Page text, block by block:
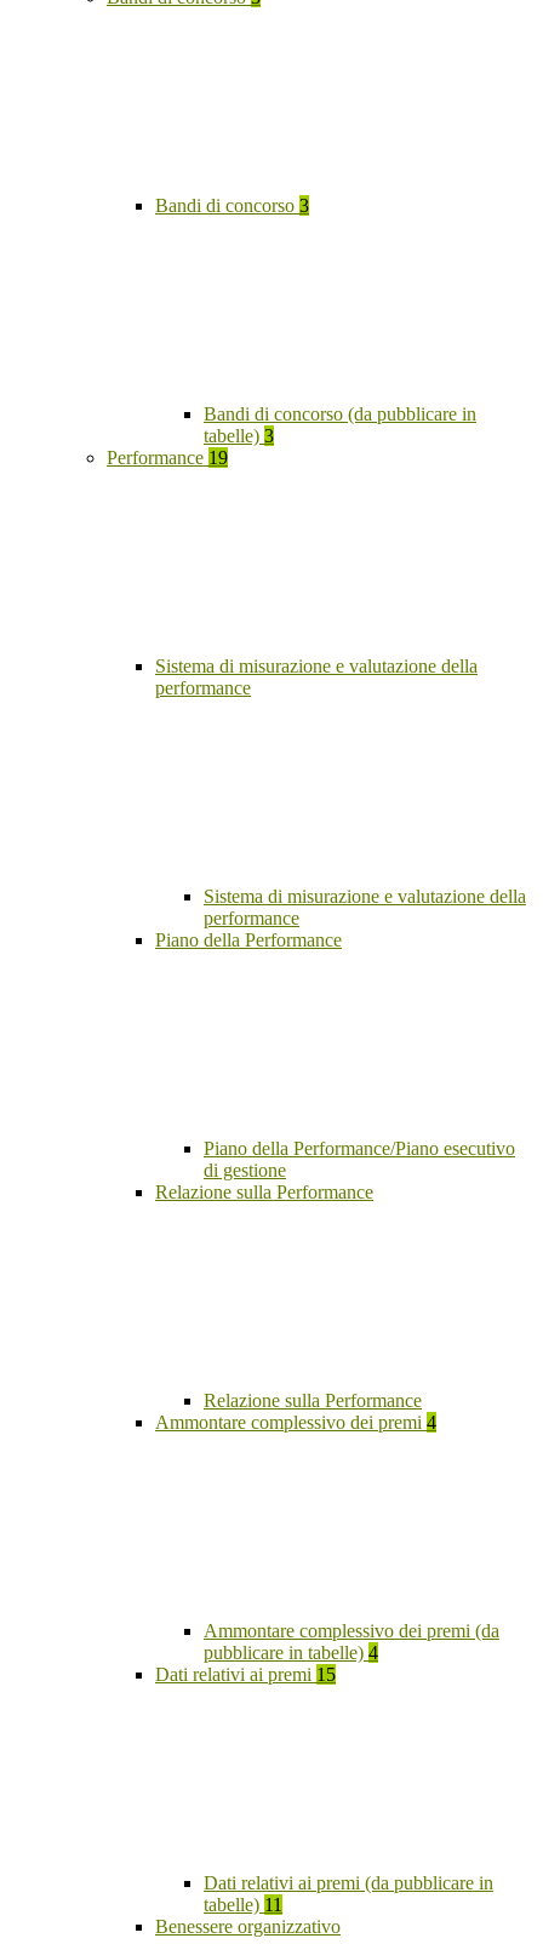
Bandi di concorso 3
Bandi di concorso (da pubblicare in
tabelle) 3
Performance 19
Sistema di misurazione e valutazione della
performance
Sistema di misurazione e valutazione della
performance
Piano della Performance
Piano della Performance/Piano esecutivo
di gestione
Relazione sulla Performance
Relazione sulla Performance
Ammontare complessivo dei premi 4
Ammontare complessivo dei premi (da
pubblicare in tabelle) 4
Dati relativi ai premi 15
Dati relativi ai premi (da pubblicare in
tabelle) 11
Benessere organizzativo